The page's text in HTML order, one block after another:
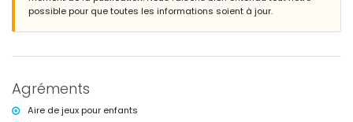
de l'appartement)
Équipements et services inclus dans le prix de la location de
l'appartement
possible pour que toutes les informations soient à jour.
Agréments
Aire de jeux pour enfants